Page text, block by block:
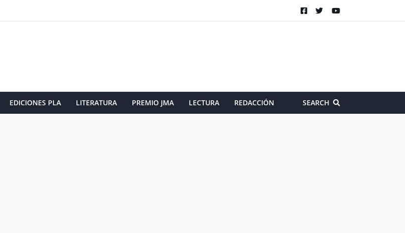
EDICIONES PLA LITERATURA PREMIO JMA LECTURA REDACCIÓN SEARCH